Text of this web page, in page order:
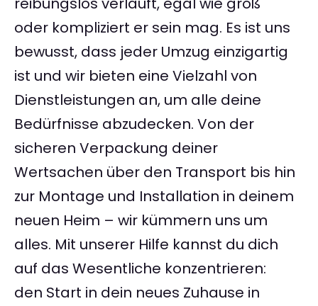
oder kompliziert er sein mag. Es ist uns
bewusst, dass jeder Umzug einzigartig
ist und wir bieten eine Vielzahl von
Dienstleistungen an, um alle deine
Bedürfnisse abzudecken. Von der
sicheren Verpackung deiner
Wertsachen über den Transport bis hin
zur Montage und Installation in deinem
neuen Heim – wir kümmern uns um
alles. Mit unserer Hilfe kannst du dich
auf das Wesentliche konzentrieren:
den Start in dein neues Zuhause in